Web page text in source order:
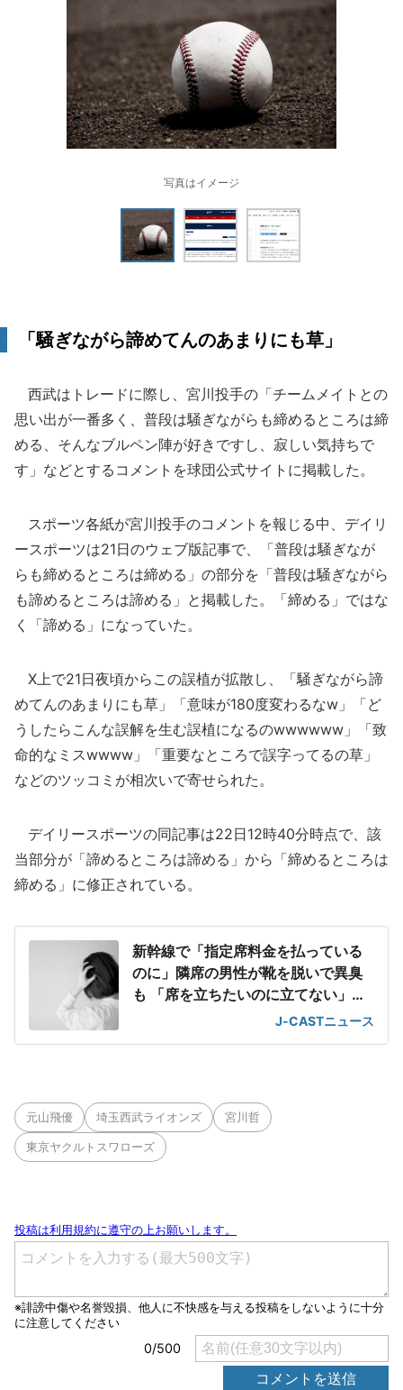
写真はイメージ
「騒ぎながら諦めてんのあまりにも草」
西武はトレードに際し、宮川投手の「チームメイトとの
思い出が一番多く、普段は騒ぎながらも締めるところは締
める、そんなブルペン陣が好きですし、寂しい気持ちで
す」などとするコメントを球団公式サイトに掲載した。
スポーツ各紙が宮川投手のコメントを報じる中、デイリ
ースポーツは21日のウェブ版記事で、「普段は騒ぎなが
らも締めるところは締める」の部分を「普段は騒ぎながら
も諦めるところは諦める」と掲載した。「締める」ではな
く「諦める」になっていた。
X上で21日夜頃からこの誤植が拡散し、「騒ぎながら諦
めてんのあまりにも草」「意味が180度変わるなw」「ど
うしたらこんな誤解を生む誤植になるのwwwwww」「致
命的なミスwwww」「重要なところで誤字ってるの草」
などのツッコミが相次いで寄せられた。
デイリースポーツの同記事は22日12時40分時点で、該
当部分が「諦めるところは諦める」から「締めるところは
締める」に修正されている。
新幹線で「指定席料金を払っている
のに」隣席の男性が靴を脱いで異臭
も 「席を立ちたいのに立てない」息
J-CASTニュース
元山飛優 埼玉西武ライオンズ 宮川哲
東京ヤクルトスワローズ